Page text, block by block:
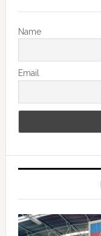
Name
Email